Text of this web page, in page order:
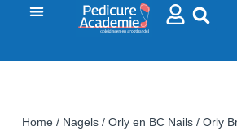
Home/ Nagels/ Orly en BC Nails/ Orly